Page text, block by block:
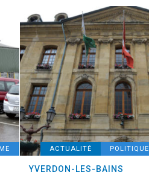
ACTUALITÉ POLITIQUE
YVERDON-LES-BAINS